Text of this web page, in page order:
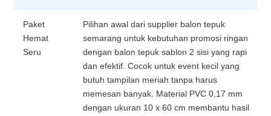
Paket
Hemat
Seru
Pilihan awal dari supplier balon tepuk
semarang untuk kebutuhan promosi ringan
dengan balon tepuk sablon 2 sisi yang rapi
dan efektif. Cocok untuk event kecil yang
butuh tampilan meriah tanpa harus
memesan banyak. Material PVC 0,17 mm
dengan ukuran 10 x 60 cm membantu hasil